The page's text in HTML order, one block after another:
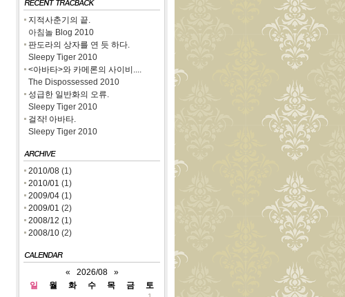
지적사춘기의 끝.
아침놀 Blog 2010
판도라의 상자를 연 듯 하다.
Sleepy Tiger 2010
<아바타>와 카메론의 사이비....
The Dispossessed 2010
성급한 일반화의 오류.
Sleepy Tiger 2010
걸작! 아바타.
Sleepy Tiger 2010
2010/08 (1)
2010/01 (1)
2009/04 (1)
2009/01 (2)
2008/12 (1)
2008/10 (2)
« 2026/08
»
일
월 화 수 목 금 토